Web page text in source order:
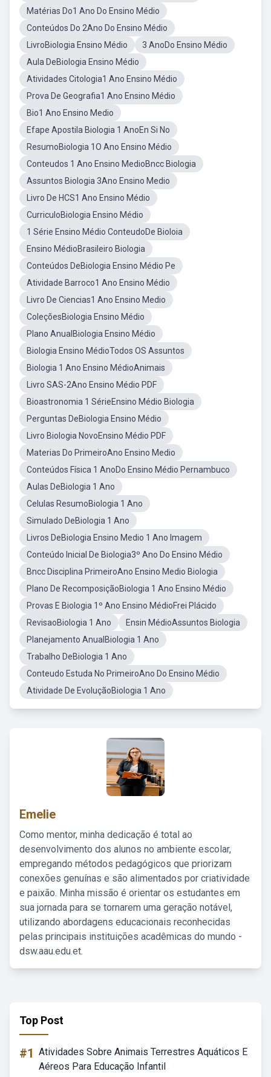
Matérias Do1 Ano Do Ensino Médio
Conteúdos Do 2Ano Do Ensino Médio
LivroBiologia Ensino Médio
3 AnoDo Ensino Médio
Aula DeBiologia Ensino Médio
Atividades Citologia1 Ano Ensino Médio
Prova De Geografia1 Ano Ensino Médio
Bio1 Ano Ensino Medio
Efape Apostila Biologia 1 AnoEn Si No
ResumoBiologia 1O Ano Ensino Médio
Conteudos 1 Ano Ensino MedioBncc Biologia
Assuntos Biologia 3Ano Ensino Medio
Livro De HCS1 Ano Ensino Médio
CurriculoBiologia Ensino Médio
1 Série Ensino Médio ConteudoDe Bioloia
Ensino MédioBrasileiro Biologia
Conteúdos DeBiologia Ensino Médio Pe
Atividade Barroco1 Ano Ensino Médio
Livro De Ciencias1 Ano Ensino Medio
ColeçõesBiologia Ensino Médio
Plano AnualBiologia Ensino Médio
Biologia Ensino MédioTodos OS Assuntos
Biologia 1 Ano Ensino MédioAnimais
Livro SAS-2Ano Ensino Médio PDF
Bioastronomia 1 SérieEnsino Médio Biologia
Perguntas DeBiologia Ensino Médio
Livro Biologia NovoEnsino Médio PDF
Materias Do PrimeiroAno Ensino Medio
Conteúdos Física 1 AnoDo Ensino Médio Pernambuco
Aulas DeBiologia 1 Ano
Celulas ResumoBiologia 1 Ano
Simulado DeBiologia 1 Ano
Livros DeBiologia Ensino Medio 1 Ano Imagem
Conteúdo Inicial De Biologia3º Ano Do Ensino Médio
Bncc Disciplina PrimeiroAno Ensino Medio Biologia
Plano De RecomposiçãoBiologia 1 Ano Ensino Médio
Provas E Biologia 1º Ano Ensino MédioFrei Plácido
RevisaoBiologia 1 Ano
Ensin MédioAssuntos Biologia
Planejamento AnualBiologia 1 Ano
Trabalho DeBiologia 1 Ano
Conteudo Estuda No PrimeiroAno Do Ensino Médio
Atividade De EvoluçãoBiologia 1 Ano
Emelie
Como mentor, minha dedicação é total ao
desenvolvimento dos alunos no ambiente escolar,
empregando métodos pedagógicos que priorizam
conexões genuínas e são alimentados por criatividade
e paixão. Minha missão é orientar os estudantes em
sua jornada para se tornarem uma geração notável,
utilizando abordagens educacionais reconhecidas
pelas principais instituições acadêmicas do mundo -
dsw.aau.edu.et.
Top Post
#1 Atividades Sobre Animais Terrestres Aquáticos E
Aéreos Para Educação Infantil